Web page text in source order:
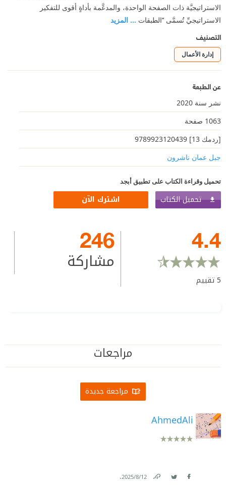
الاستراتيجيَّة ذات الصفحة الواحدة، والمدعَّمة بأداةٍ أقوى للتفكير
الاستراتيجيِّ تُسمَّى ‘‘الطبقات ... المزيد
التصنيف
إدارة الأعمال
عن الطبعة
نشر سنة 2020
1063 صفحة
[ردمك 13] 9789923120439
جبل عمان ناشرون
تحميل وقراءة الكتاب على تطبيق أبجد
تحميل الكتاب اشترك الآن
4.4
5تقييم
246
مشاركة
مراجعات
مراجعة جديدة
AhmedAli
12‏/8‏/2025
.